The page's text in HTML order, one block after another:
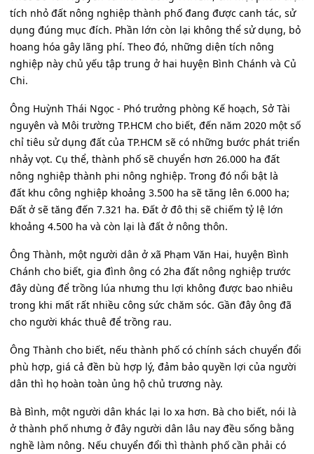
tích nhỏ đất nông nghiệp thành phố đang được canh tác, sử
dụng đúng mục đích. Phần lớn còn lại không thể sử dụng, bỏ
hoang hóa gây lãng phí. Theo đó, những diện tích nông
nghiệp này chủ yếu tập trung ở hai huyện Bình Chánh và Củ
Chi.
Ông Huỳnh Thái Ngọc - Phó trưởng phòng Kế hoạch, Sở Tài
nguyên và Môi trường TP.HCM cho biết, đến năm 2020 một số
chỉ tiêu sử dụng đất của TP.HCM sẽ có những bước phát triển
nhảy vọt. Cụ thể, thành phố sẽ chuyển hơn 26.000 ha đất
nông nghiệp thành phi nông nghiệp. Trong đó nổi bật là
đất khu công nghiệp khoảng 3.500 ha sẽ tăng lên 6.000 ha;
Đất ở sẽ tăng đến 7.321 ha. Đất ở đô thị sẽ chiếm tỷ lệ lớn
khoảng 4.500 ha và còn lại là đất ở nông thôn.
Ông Thành, một người dân ở xã Phạm Văn Hai, huyện Bình
Chánh cho biết, gia đình ông có 2ha đất nông nghiệp trước
đây dùng để trồng lúa nhưng thu lợi không được bao nhiêu
trong khi mất rất nhiều công sức chăm sóc. Gần đây ông đã
cho người khác thuê để trồng rau.
Ông Thành cho biết, nếu thành phố có chính sách chuyển đổi
phù hợp, giá cả đền bù hợp lý, đảm bảo quyền lợi của người
dân thì họ hoàn toàn ủng hộ chủ trương này.
Bà Bình, một người dân khác lại lo xa hơn. Bà cho biết, nói là
ở thành phố nhưng ở đây người dân lâu nay đều sống bằng
nghề làm nông. Nếu chuyển đổi thì thành phố cần phải có